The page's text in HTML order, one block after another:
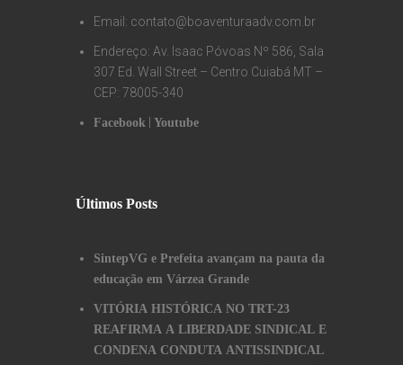
Email: contato@boaventuraadv.com.br
Endereço: Av. Isaac Póvoas Nº 586, Sala
307 Ed. Wall Street – Centro Cuiabá MT –
CEP: 78005-340
Facebook Youtube
Últimos Posts
SintepVG e Prefeita avançam na pauta da
educação em Várzea Grande
VITÓRIA HISTÓRICA NO TRT-23
REAFIRMA A LIBERDADE SINDICAL E
CONDENA CONDUTA ANTISSINDICAL